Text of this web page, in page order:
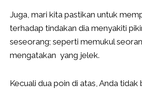
Juga, mari kita pastikan untuk
terhadap tindakan dia menyakiti
seseorang; seperti memukul
mengatakan yang jelek.
Kecuali dua poin di atas, Anda